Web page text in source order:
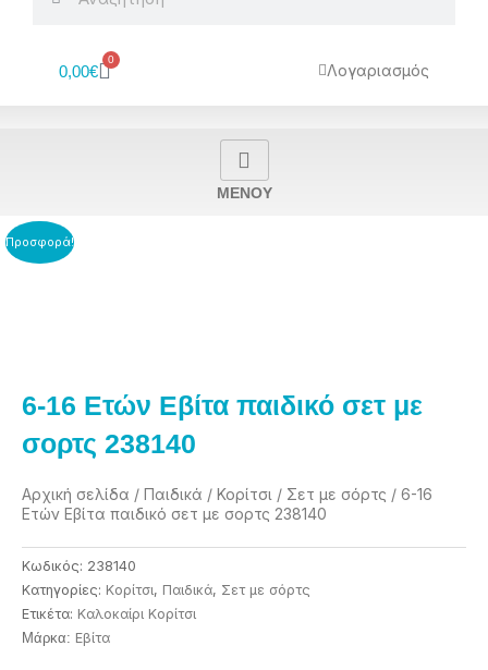
0,00€
0
Cart Λογαριασμός
MENOY
Προσφορά!
6-16 Ετών Εβίτα παιδικό σετ με
σορτς 238140
Αρχική σελίδα / Παιδικά / Κορίτσι / Σετ με σόρτς / 6-16
Ετών Εβίτα παιδικό σετ με σορτς 238140
Κωδικός: 238140
Κατηγορίες: Κορίτσι, Παιδικά, Σετ με σόρτς
Ετικέτα: Καλοκαίρι Κορίτσι
Μάρκα: Eβίτα